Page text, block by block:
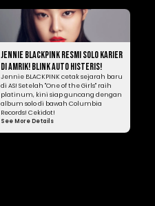
Jennie BLACKPINK Resmi Solo Karier
di Amrik! BLINK Auto Histeris!
Jennie BLACKPINK cetak sejarah baru
di AS! Setelah "One of the Girls" raih
platinum, kini siap guncang dengan
album solo di bawah Columbia
Records! Cekidot!
See More Details